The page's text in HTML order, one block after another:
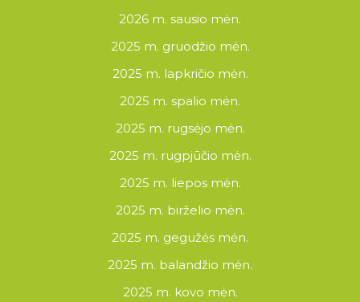
2026 m. sausio mėn.
2025 m. gruodžio mėn.
2025 m. lapkričio mėn.
2025 m. spalio mėn.
2025 m. rugsėjo mėn.
2025 m. rugpjūčio mėn.
2025 m. liepos mėn.
2025 m. birželio mėn.
2025 m. gegužės mėn.
2025 m. balandžio mėn.
2025 m. kovo mėn.